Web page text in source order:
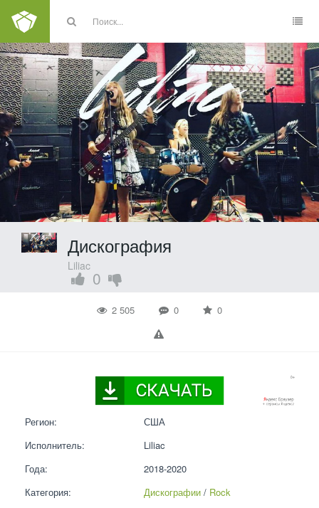
Дискография
Liliac
0
2 505 0 0
Регион:
США
Исполнитель:
Liliac
Года:
2018-2020
Категория:
Дискографии / Rock